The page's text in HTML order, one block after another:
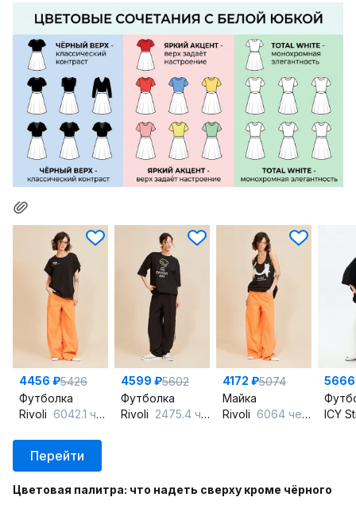
4456 ₽5426
Футболка
Rivoli 6042.1 черный
4599 ₽5602
Футболка
Rivoli 2475.4 черный
4172 ₽5074
Майка
Rivoli 6064 черный
ICY
Перейти
Цветовая палитра: что надеть сверху кроме чёрного